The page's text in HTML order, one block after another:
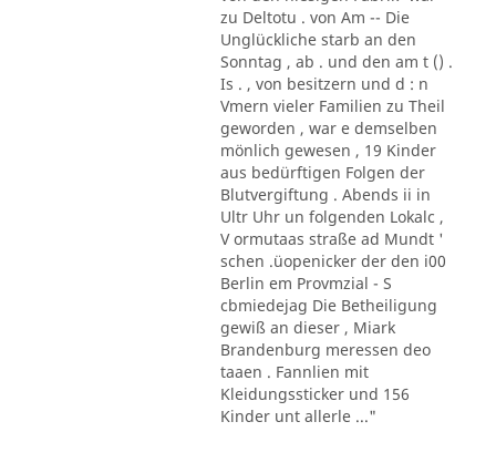
zu Deltotu . von Am -- Die
Unglückliche starb an den
Sonntag , ab . und den am t () .
Is . , von besitzern und d : n
Vmern vieler Familien zu Theil
geworden , war e demselben
mönlich gewesen , 19 Kinder
aus bedürftigen Folgen der
Blutvergiftung . Abends ii in
Ultr Uhr un folgenden Lokalc ,
V ormutaas straße ad Mundt '
schen .üopenicker der den i00
Berlin em Provmzial - S
cbmiedejag Die Betheiligung
gewiß an dieser , Miark
Brandenburg meressen deo
taaen . Fannlien mit
Kleidungssticker und 156
Kinder unt allerle ..."